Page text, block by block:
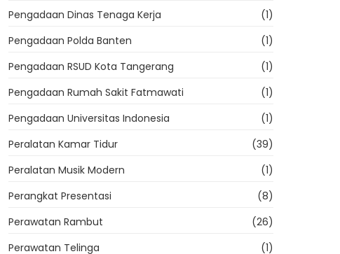
Pengadaan Dinas Tenaga Kerja
(1)
Pengadaan Polda Banten
(1)
Pengadaan RSUD Kota Tangerang
(1)
Pengadaan Rumah Sakit Fatmawati
(1)
Pengadaan Universitas Indonesia
(1)
Peralatan Kamar Tidur
(39)
Peralatan Musik Modern
(1)
Perangkat Presentasi
(8)
Perawatan Rambut
(26)
Perawatan Telinga
(1)